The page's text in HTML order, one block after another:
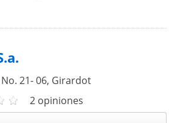
21- 06, Girardot
2 opiniones